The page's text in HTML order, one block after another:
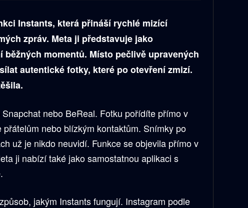
Instants, která přináší rychlé mizící
zpráv. Meta ji představuje jako
momentů. Místo pečlivě upravených
autentické fotky, které po otevření zmizí.
nebo BeReal. Fotku pořídíte přímo v
nebo blízkým kontaktům. Snímky po
už je nikdo neuvidí. Funkce se objevila přímo v
ji nabízí také jako samostatnou aplikaci s
jakým Instants fungují. Instagram podle